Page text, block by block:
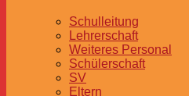
Schulleitung
Lehrerschaft
Weiteres Personal
Schülerschaft
SV
Eltern